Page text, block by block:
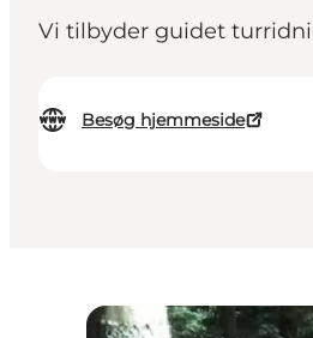
Vi tilbyder guidet
Besøg hjemmeside